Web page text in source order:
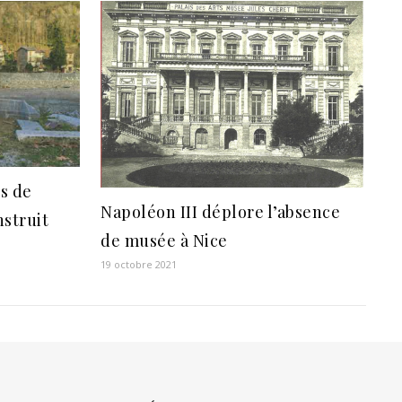
de
Napoléon III déplore l’absence
de musée à Nice
19 octobre 2021